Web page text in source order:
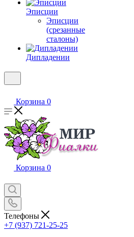
Эписции
Эписции
(срезанные
сталоны)
Дипладении
Корзина 0
Корзина 0
Телефоны
+7 (937) 721-25-25